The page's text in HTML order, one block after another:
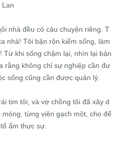
Lan
nhà đều có câu chuyện riêng. T
nhà! Tôi bận rộn kiếm sống, làm
Từ khi sống chậm lại, nhìn lại bản
rằng không chỉ sự nghiệp cần đư
sống cũng cần được quản lý.
tim tôi, và vợ chồng tôi đã xây d
từng viên gạch một, cho đế
ấm thực sự.